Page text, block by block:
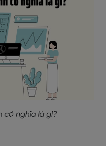
có nghĩa là gì?